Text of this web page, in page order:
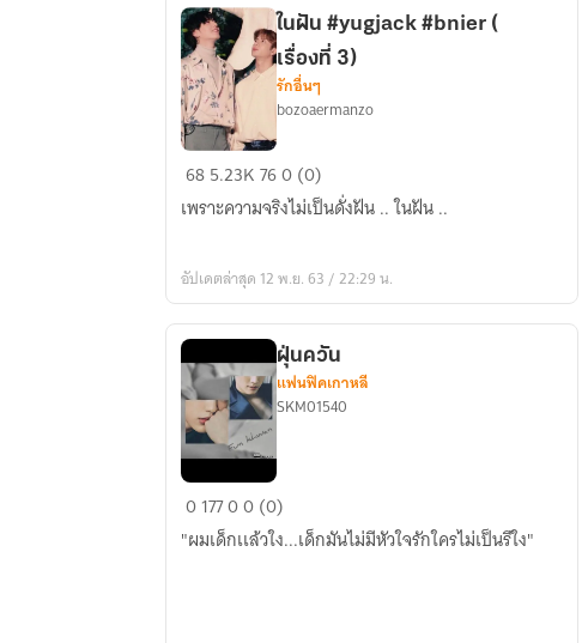
ใน
#yugjack
(
เรื่อง
ที่
3)
ในฝัน #yugjack #bnier (
เรื่องที่ 3)
รักอื่นๆ
bozoaermanzo
685.23K760 (0)
เพราะความจริงไม่เป็นดั่งฝัน .. ในฝัน ..
อัปเดตล่าสุด 12 พ.ย. 63 / 22:29 น.
ฝุ่น
ฝุ่นควัน
แฟนฟิคเกาหลี
SKM01540
017700 (0)
"ผมเด็กเเล้วใง...เด็กมันไม่มีหัวใจรักใครไม่เป็นรึใง"